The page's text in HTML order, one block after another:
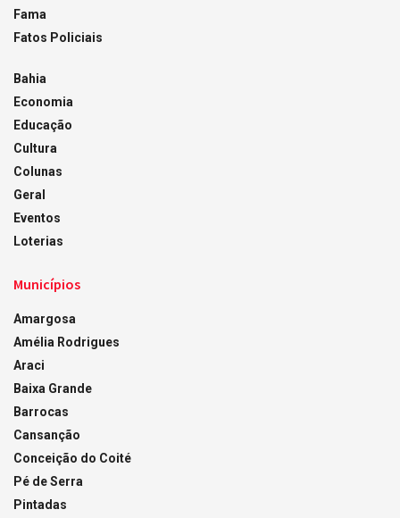
Fama
Fatos Policiais
Bahia
Economia
Educação
Cultura
Colunas
Geral
Eventos
Loterias
Municípios
Amargosa
Amélia Rodrigues
Araci
Baixa Grande
Barrocas
Cansanção
Conceição do Coité
Pé de Serra
Pintadas